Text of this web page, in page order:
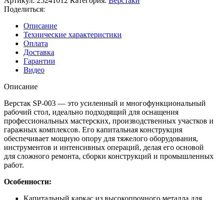
Поделиться:
Описание
Технические характеристики
Оплата
Доставка
Гарантии
Видео
Описание
Верстак SP-003 — это усиленный и многофункциональный
рабочий стол, идеально подходящий для оснащения
профессиональных мастерских, производственных участков и
гаражных комплексов. Его капитальная конструкция
обеспечивает мощную опору для тяжелого оборудования,
инструментов и интенсивных операций, делая его основой
для сложного ремонта, сборки конструкций и промышленных
работ.
Особенности:
Капитальный каркас из высокопрочного металла для